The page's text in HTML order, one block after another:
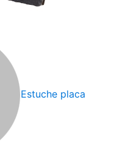
Estuche placa